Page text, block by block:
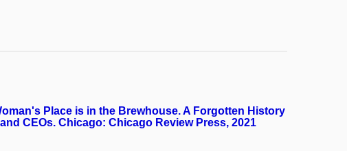
Place is in the Brewhouse. A Forgotten History
CEOs. Chicago: Chicago Review Press, 2021